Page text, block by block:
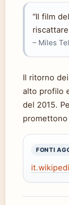
“Il film
– Miles
Il ritorno
alto profilo
del 2015.
promettono
FONTI